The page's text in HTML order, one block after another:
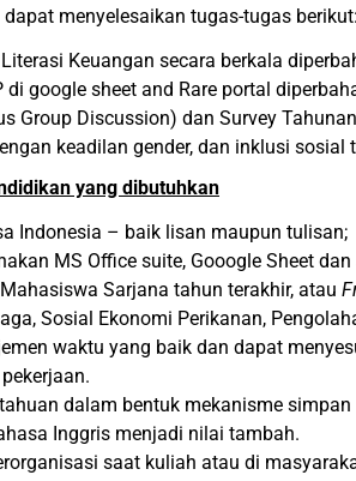
menyelesaikan tugas-tugas
Keuangan secara berkala
di google sheet and Rare portal
Group Discussion) dan Survey
keadilan gender, dan inklusi
yang dibutuhkan
Indonesia – baik lisan maupun tulisan;
MS Office suite, Gooogle Sheet
Sarjana tahun terakhir, atau
Sosial Ekonomi Perikanan,
waktu yang baik dan dapat
dalam bentuk mekanisme
Inggris menjadi nilai tambah.
saat kuliah atau di